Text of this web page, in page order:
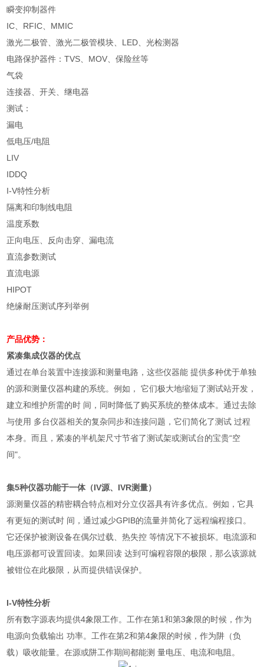
瞬变抑制器件
IC
RFIC
MMIC
激光二极管、激光二极管模块、 LED 、光检测器
电路保护器件：TVS MOV 、保险丝等
气袋
连接器、开关、继电器
测试：
漏电
低电压/电阻
LIV
IDDQ
I-V特性分析
隔离和印制线电阻
温度系数
正向电压、反向击穿、漏电流
直流参数测试
直流电源
HIPOT
绝缘耐压测试序列举例
产品优势：
紧凑集成仪器的优点
通过在单台装置中连接源和测量电路，这些仪器能 提供多种优于单独
的源和测量仪器构建的系统。例如， 它们极大地缩短了测试站开发，
建立和维护所需的时 间，同时降低了购买系统的整体成本。通过去除
与使用 多台仪器相关的复杂同步和连接问题，它们简化了测试 过程
本身。而且，紧凑的半机架尺寸节省了测试架或测试台的宝贵“空
间"。
集5种仪器功能于一体（IV源、 IVR测量）
源测量仪器的精密耦合特点相对分立仪器具有许多优点。例如，它具
有更短的测试时 间，通过减少GPIB的流量并简化了远程编程接口。
它还保护被测设备在偶尔过载、热失控 等情况下不被损坏。电流源和
电压源都可设置回读。如果回读 达到可编程容限的极限，那么该源就
被钳位在此极限，从而提供错误保护。
I-V特性分析
所有数字源表均提供4象限工作。工作在第1和第3象限的时候，作为
电源向负载输出 功率。工作在第2和第4象限的时候，作为阱（负
载）吸收能量。在源或阱工作期间都能测 量电压、电流和电阻。